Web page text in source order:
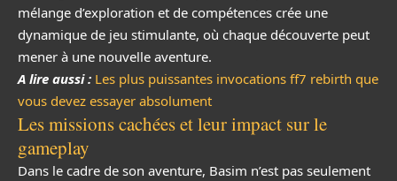
mélange d’exploration et de compétences crée une
dynamique de jeu stimulante, où chaque découverte peut
mener à une nouvelle aventure.
A lire aussi : Les plus puissantes invocations ff7 rebirth que
vous devez essayer absolument
Les missions cachées et leur impact sur le
gameplay
Dans le cadre de son aventure, Basim n’est pas seulement